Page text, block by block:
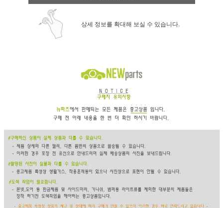
상세 정보를 확대해 보실 수 있습니다.